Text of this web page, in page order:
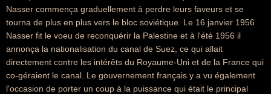
Nasser commença graduellement à perdre leurs faveurs et se
tourna de plus en plus vers le bloc soviétique. Le 16 janvier 1956
Nasser fit le voeu de reconquérir la Palestine et à l'été 1956 il
annonça la nationalisation du canal de Suez, ce qui allait
directement contre les intérêts du Royaume-Uni et de la France qui
co-géraient le canal. Le gouvernement français y a vu également
l'occasion de porter un coup à la puissance qui était le principal